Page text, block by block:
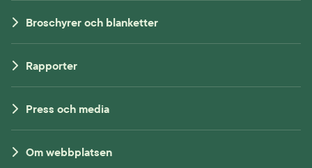
Broschyrer och blanketter
Rapporter
Press och media
Om webbplatsen